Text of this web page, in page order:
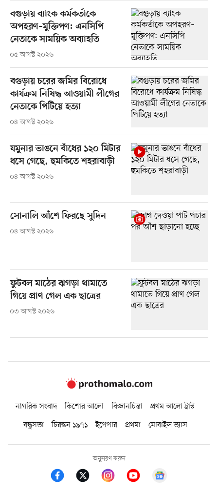
বগুড়ায় ব্যাংক কর্মকর্তাকে
অপহরণ–মুক্তিপণ: এনসিপি
নেতাকে সাময়িক অব্যাহতি
০৫ আগস্ট ২০২৬
বগুড়ায় চরের জমির বিরোধে
কার্যক্রম নিষিদ্ধ আওয়ামী লীগের
নেতাকে পিটিয়ে হত্যা
০৪ আগস্ট ২০২৬
যমুনার ভাঙনে বাঁধের ১২০ মিটার
ধসে গেছে, হুমকিতে শহরাবাড়ী
০৪ আগস্ট ২০২৬
সোনালি আঁশে ফিরছে সুদিন
০৪ আগস্ট ২০২৬
ফুটবল মাঠের ঝগড়া থামাতে
গিয়ে প্রাণ গেল এক ছাত্রের
০৩ আগস্ট ২০২৬
নাগরিক সংবাদ কিশোর আলো বিজ্ঞানচিন্তা
প্রথম আলো ট্রাস্ট
বন্ধুসভা
চিরন্তন ১৯৭১ ইপেপার প্রথমা মোবাইল ভ্যাস
অনুসরণ করুন